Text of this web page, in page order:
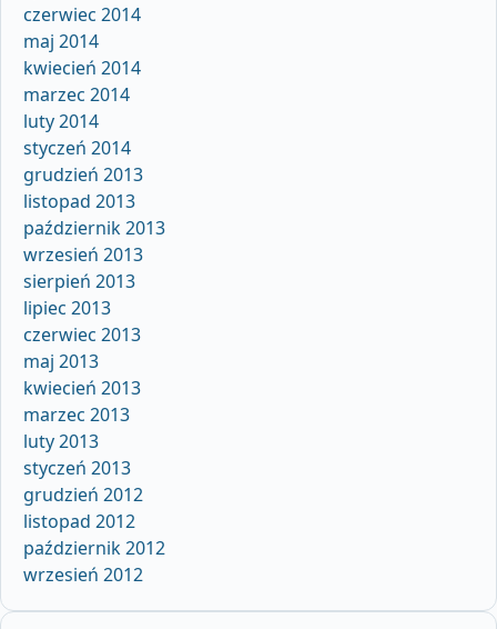
czerwiec 2014
maj 2014
kwiecień 2014
marzec 2014
luty 2014
styczeń 2014
grudzień 2013
listopad 2013
październik 2013
wrzesień 2013
sierpień 2013
lipiec 2013
czerwiec 2013
maj 2013
kwiecień 2013
marzec 2013
luty 2013
styczeń 2013
grudzień 2012
listopad 2012
październik 2012
wrzesień 2012